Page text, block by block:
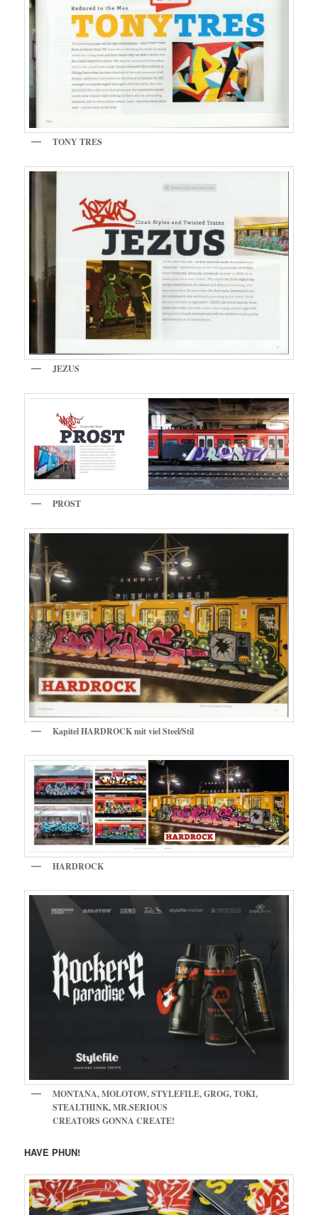
TONY TRES
JEZUS
PROST
Kapitel HARDROCK mit viel Steel/Stil
HARDROCK
MONTANA, MOLOTOW, STYLEFILE, GROG, TOKI,
STEALTHINK, MR.SERIOUS
CREATORS GONNA CREATE!
HAVE PHUN!